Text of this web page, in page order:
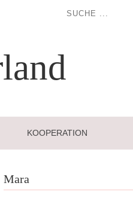
KOOPERATION
Mara